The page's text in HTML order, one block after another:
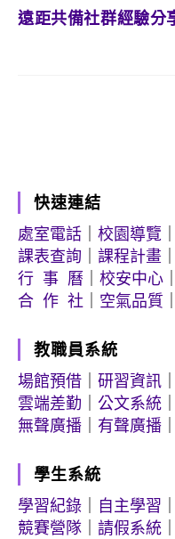
遠距共備社群經驗分
快速連結
處室電話
校園導覽
課表查詢
課程計畫
行 事 曆
校安中心
合 作 社
空氣品質
教職員系統
場館預借
研習資訊
雲端差勤
公文系統
無聲廣播
有聲廣播
學生系統
學習紀錄
自主學習
競賽營隊
請假系統